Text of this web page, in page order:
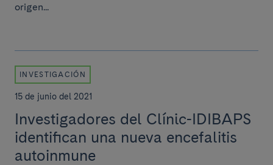
origen...
INVESTIGACIÓN
15 de junio del 2021
Investigadores del Clínic-IDIBAPS
identifican una nueva encefalitis
autoinmune